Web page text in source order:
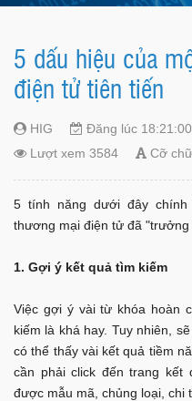
5 dấu hiệu của
điện tử tiên tiến
HIG
Đăng lúc
Lượt xem 3584
Cỡ chữ
5 tính năng dưới đây
thương mại điện tử đã "trưởng
1. Gợi ý kết quả tìm kiếm
Việc gợi ý vài từ khóa hoàn
kiếm là khá hay. Tuy nhiên,
có thể thấy vài kết quả tiềm
cần phải click đến trang kết
được mẫu mã, chủng loại, chi